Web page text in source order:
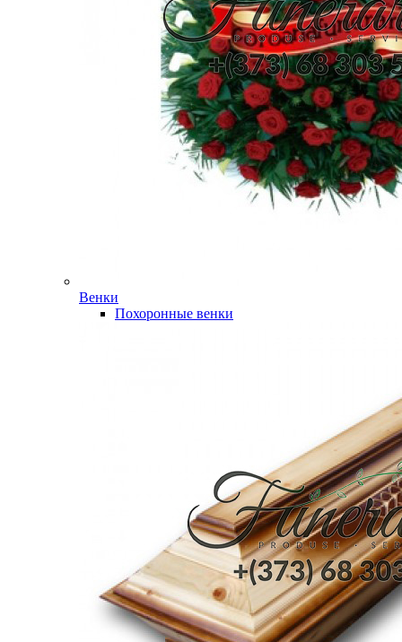
Венки
Похоронные венки